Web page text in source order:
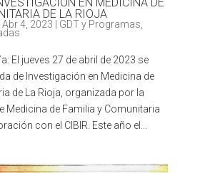
EN MEDICINA DE
DE LA RIOJA
Abr 4, 2023 GDT y Programas,
El jueves 27 de abril de 2023 se
de Investigación en Medicina de
de La Rioja, organizada por la
Medicina de Familia y Comunitaria
con el CIBIR. Este año el...